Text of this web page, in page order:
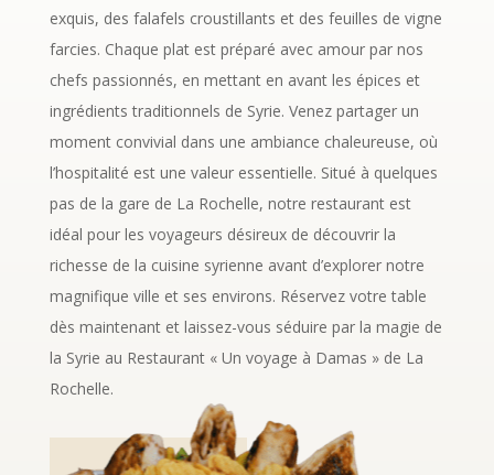
exquis, des falafels croustillants et des feuilles de vigne
farcies. Chaque plat est préparé avec amour par nos
chefs passionnés, en mettant en avant les épices et
ingrédients traditionnels de Syrie. Venez partager un
moment convivial dans une ambiance chaleureuse, où
l’hospitalité est une valeur essentielle. Situé à quelques
pas de la gare de La Rochelle, notre restaurant est
idéal pour les voyageurs désireux de découvrir la
richesse de la cuisine syrienne avant d’explorer notre
magnifique ville et ses environs. Réservez votre table
dès maintenant et laissez-vous séduire par la magie de
la Syrie au Restaurant « Un voyage à Damas » de La
Rochelle.